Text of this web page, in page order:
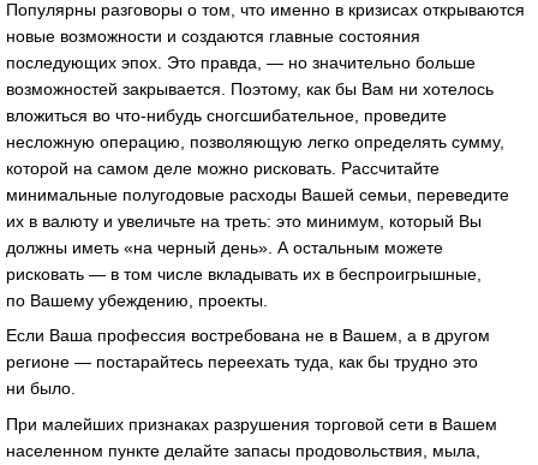
Популярны разговоры о том, что именно в кризисах открываются
новые возможности и создаются главные состояния
последующих эпох. Это правда, — но значительно больше
возможностей закрывается. Поэтому, как бы Вам ни хотелось
вложиться во что-нибудь сногсшибательное, проведите
несложную операцию, позволяющую легко определять сумму,
которой на самом деле можно рисковать. Рассчитайте
минимальные полугодовые расходы Вашей семьи, переведите
их в валюту и увеличьте на треть: это минимум, который Вы
должны иметь «на черный день». А остальным можете
рисковать — в том числе вкладывать их в беспроигрышные,
по Вашему убеждению, проекты.
Если Ваша профессия востребована не в Вашем, а в другом
регионе — постарайтесь переехать туда, как бы трудно это
ни было.
При малейших признаках разрушения торговой сети в Вашем
населенном пункте делайте запасы продовольствия, мыла,